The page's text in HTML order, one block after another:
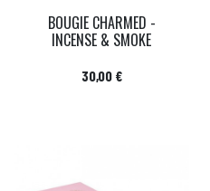
BOUGIE CHARMED -
INCENSE & SMOKE
Prix
30,00 €